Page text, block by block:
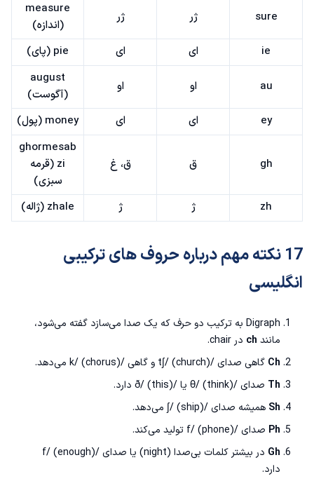
sure ژر ژر
measure
(اندازه)
ie
ای ای pie (پای)
au او او
august
(آگوست)
ey
ای ای money (پول)
gh ق ق، غ
ghormesab
zi (قرمه
سبزی)
zh
ژ ژ zhale (ژاله)
17 نکته مهم درباره
حروف های ترکیبی
انگلیسی
Digraph به ترکیب دو حرف که یک صدا می‌سازد گفته می‌شود،
مانند ch در chair.
Ch گاهی صدای /tʃ/ (church) و گاهی /k/ (chorus) می‌دهد.
Th صدای /θ/ (think) یا /ð/ (this) دارد.
Sh همیشه صدای /ʃ/ (ship) می‌دهد.
Ph صدای /f/ (phone) تولید می‌کند.
Gh
در بیشتر کلمات بی‌صدا (night) یا صدای /f/ (enough)
دارد.